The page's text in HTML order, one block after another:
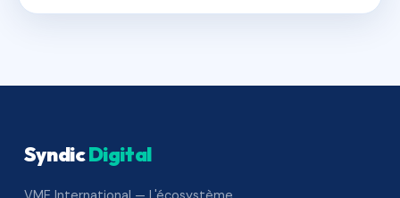
SyndicDigital